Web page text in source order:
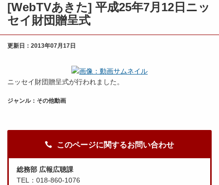
[WebTVあきた] 平成25年7月12日ニッ
セイ財団贈呈式
更新日： 2013年07月17日
ニッセイ財団贈呈式が行われました。
ジャンル：その他動画
このページに関するお問い合わせ
総務部 広報広聴課
TEL：018-860-1076